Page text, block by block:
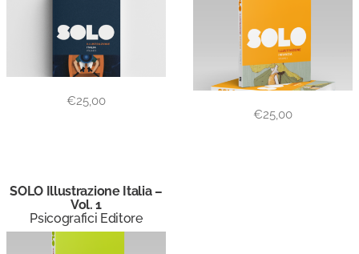
€25,00
€25,00
SOLO Illustrazione Italia –
Vol. 1
Psicografici Editore